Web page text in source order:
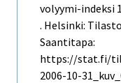
volyymi-indeksi
. Helsinki:
Saantitapa:
https://stat.fi/
2006-10-